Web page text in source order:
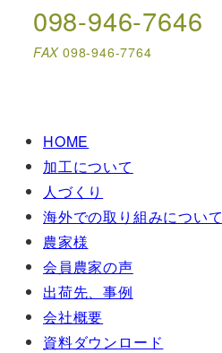
098-946-7646
FAX098-946-7764
HOME
加工について
人づくり
海外での取り組みについて
農家様
会員農家の声
出荷先、事例
会社概要
資料ダウンロード